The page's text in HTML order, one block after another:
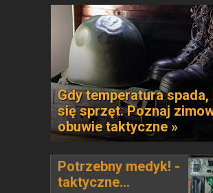
Gdy temperatura
się sprzęt. Poznaj
obuwie taktyczne »
Potrzebny medyk! -
taktyczne...